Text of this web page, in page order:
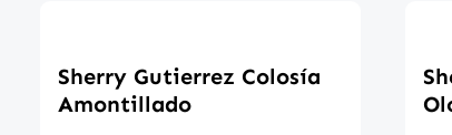
Sherry Gutierrez Colosía
Amontillado